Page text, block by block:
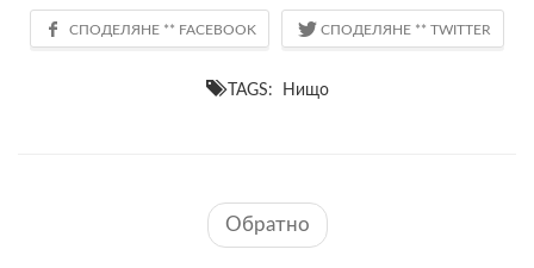
TAGS: Нищо
Обратно